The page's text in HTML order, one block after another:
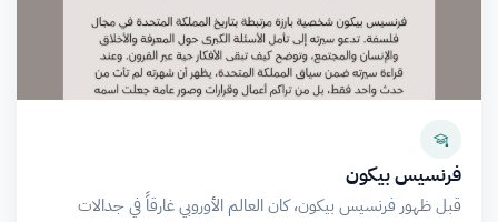
فرنسيس بيكون
قبل ظهور فرنسيس بيكون، كان العالم الأوروبي غارقاً في جدالات